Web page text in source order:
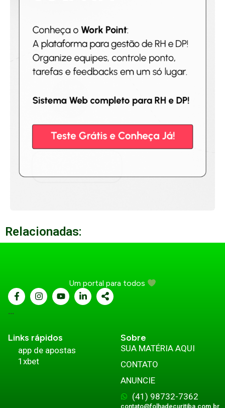
Relacionadas:
Um portal para todos
...
Links rápidos
app de apostas
1xbet
Sobre
SUA MATÉRIA AQUI
CONTATO
ANUNCIE
(41) 98732-7362
contato@folhadecuritiba.com.br